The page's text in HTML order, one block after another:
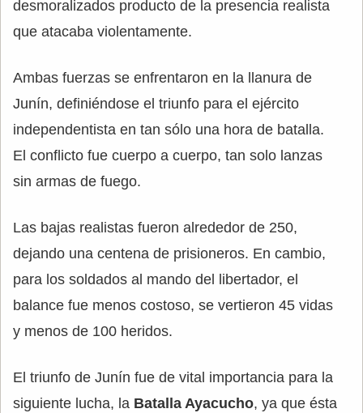
desmoralizados producto de la presencia realista
que atacaba violentamente.
Ambas fuerzas se enfrentaron en la llanura de
Junín, definiéndose el triunfo para el ejército
independentista en tan sólo una hora de batalla.
El conflicto fue cuerpo a cuerpo, tan solo lanzas
sin armas de fuego.
Las bajas realistas fueron alrededor de 250,
dejando una centena de prisioneros. En cambio,
para los soldados al mando del libertador, el
balance fue menos costoso, se vertieron 45 vidas
y menos de 100 heridos.
El triunfo de Junín fue de vital importancia para la
siguiente lucha, la Batalla Ayacucho, ya que ésta